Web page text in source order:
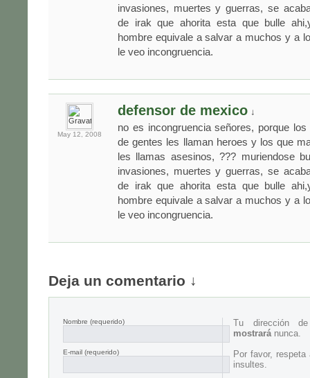
invasiones, muertes y guerras, se
de irak que ahorita esta que bulle
hombre equivale a salvar a muchos y a
le veo incongruencia.
May 12, 2008
defensor de mexico ↓
no es incongruencia señores, porque
de gentes les llaman heroes y los que
les llamas asesinos, ??? muriendose
invasiones, muertes y guerras, se
de irak que ahorita esta que bulle
hombre equivale a salvar a muchos y a
le veo incongruencia.
Deja un comentario ↓
Nombre (requerido)
E-mail (requerido)
Tu dirección
mostrará nunca.
Por favor,
insultes.